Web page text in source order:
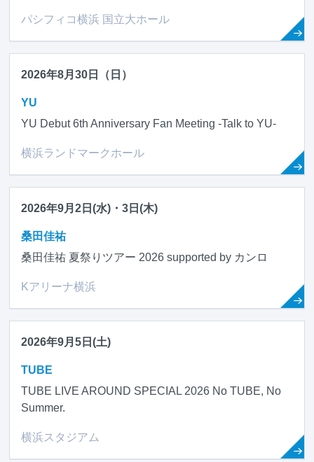
パシフィコ横浜 国立大ホール
2026年8月30日（日）
YU
YU Debut 6th Anniversary Fan Meeting -Talk to YU-
横浜ランドマークホール
2026年9月2日(水)・3日(木)
桑田佳祐
桑田佳祐 夏祭りツアー 2026 supported by カンロ
Kアリーナ横浜
2026年9月5日(土)
TUBE
TUBE LIVE AROUND SPECIAL 2026 No TUBE, No
Summer.
横浜スタジアム